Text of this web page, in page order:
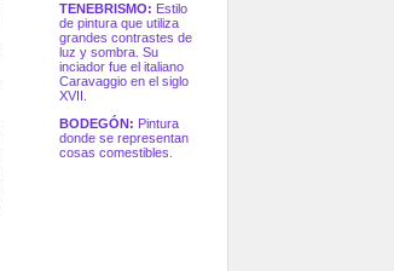
TENEBRISMO: Estilo
de pintura que utiliza
grandes contrastes de
luz y sombra. Su
inciador fue el italiano
Caravaggio en el siglo
XVII.
BODEGÓN: Pintura
donde se representan
cosas comestibles.